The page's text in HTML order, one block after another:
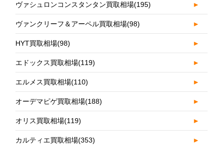
ヴァシュロンコンスタンタン買取相場(195) ►
ヴァンクリーフ＆アーペル買取相場(98) ►
HYT買取相場(98) ►
エドックス買取相場(119) ►
エルメス買取相場(110) ►
オーデマピゲ買取相場(188) ►
オリス買取相場(119) ►
カルティエ買取相場(353) ►